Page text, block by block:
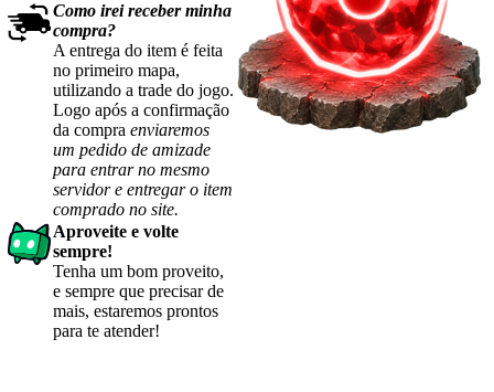
Como irei receber minha
compra?
A entrega do item é feita
no primeiro mapa,
utilizando a trade do jogo.
Logo após a confirmação
da compra enviaremos
um pedido de amizade
para entrar no mesmo
servidor e entregar o item
comprado no site.
Aproveite e volte
sempre!
Tenha um bom proveito,
e sempre que precisar de
mais, estaremos prontos
para te atender!